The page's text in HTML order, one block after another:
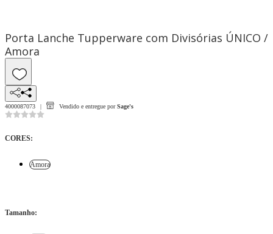
Porta Lanche Tupperware com Divisórias ÚNICO /
Amora
4000087073 Vendido e entregue por Sage's
CORES:
Amora
Tamanho: